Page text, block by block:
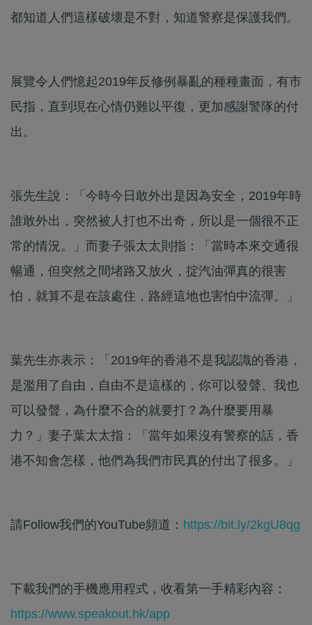
都知道人們這樣破壞是不對，知道警察是保護我們。
展覽令人們憶起2019年反修例暴亂的種種畫面，有市
民指，直到現在心情仍難以平復，更加感謝警隊的付
出。
張先生說：「今時今日敢外出是因為安全，2019年時
誰敢外出，突然被人打也不出奇，所以是一個很不正
常的情況。」而妻子張太太則指：「當時本來交通很
暢通，但突然之間堵路又放火，掟汽油彈真的很害
怕，就算不是在該處住，路經這地也害怕中流彈。」
葉先生亦表示：「2019年的香港不是我認識的香港，
是濫用了自由，自由不是這樣的，你可以發聲、我也
可以發聲，為什麼不合的就要打？為什麼要用暴
力？」妻子葉太太指：「當年如果沒有警察的話，香
港不知會怎樣，他們為我們市民真的付出了很多。」
請Follow我們的YouTube頻道： https://bit.ly/2kgU8qg
下載我們的手機應用程式，收看第一手精彩內容：
https://www.speakout.hk/app